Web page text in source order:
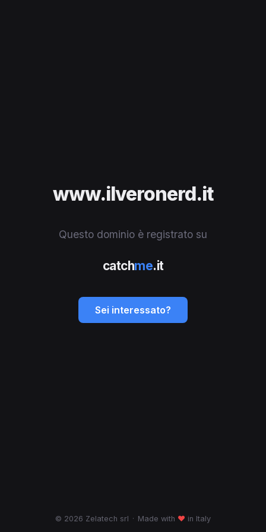
www.ilveronerd.it
Questo dominio è registrato su
catchme.it
Sei interessato?
© 2026 Zelatech srl · Made with ♥ in Italy